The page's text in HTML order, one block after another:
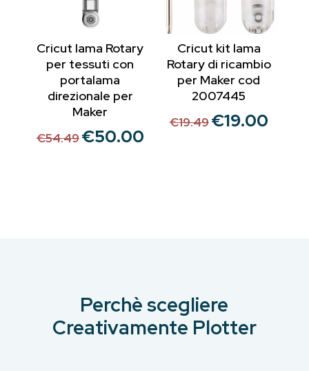
Cricut lama Rotary
per tessuti con
portalama
direzionale per
Maker
€54.49 Il
€50.00Il
Cricut kit lama
Rotary di ricambio
per Maker cod
2007445
€19.49 Il
€19.00Il
Perchè scegliere
Creativamente Plotter